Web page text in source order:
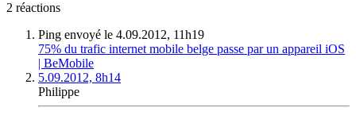
2 réactions
Ping envoyé le 4.09.2012, 11h19
75% du trafic internet mobile belge passe par un appareil iOS
| BeMobile
5.09.2012, 8h14
Philippe